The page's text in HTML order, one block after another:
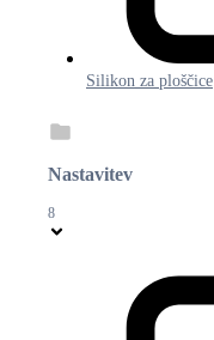
Silikon za ploščice
Nastavitev
8